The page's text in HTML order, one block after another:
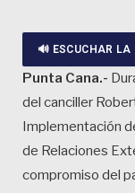
🔊 ESCUCHAR LA
Punta Cana.-
del canciller
Implementación
de Relaciones
compromiso del